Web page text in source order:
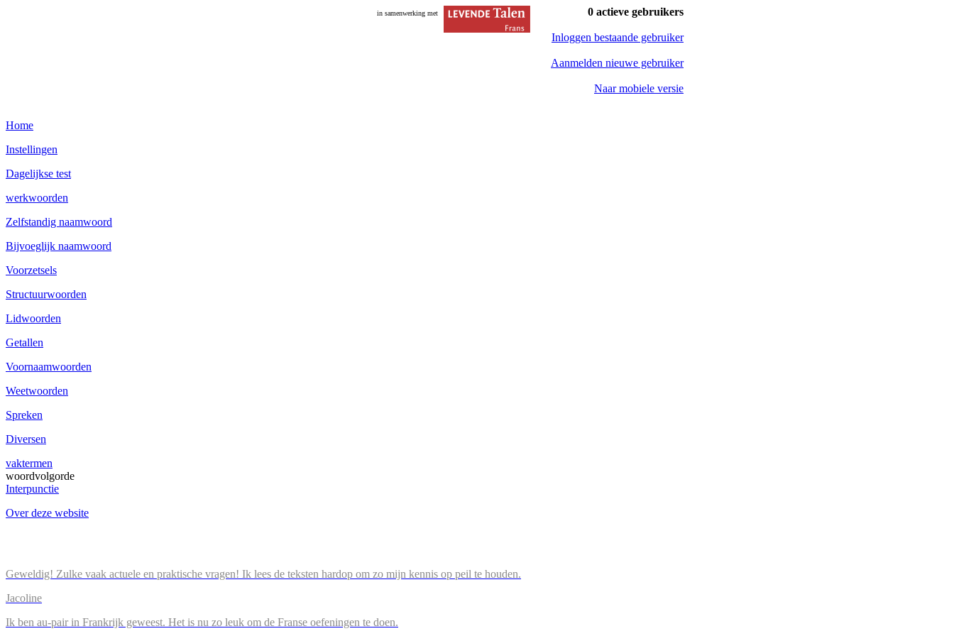
in samenwerking met 0 actieve gebruikers
Inloggen bestaande gebruiker
Aanmelden nieuwe gebruiker
Naar mobiele versie
Home
Instellingen
Dagelijkse test
werkwoorden
Zelfstandig naamwoord
Bijvoeglijk naamwoord
Voorzetsels
Structuurwoorden
Lidwoorden
Getallen
Voornaamwoorden
Weetwoorden
Spreken
Diversen
vaktermen
woordvolgorde
Interpunctie
Over deze website
Geweldig! Zulke vaak actuele en praktische vragen! Ik lees de teksten hardop om zo mijn kennis op peil te houden.
Jacoline
Ik ben au-pair in Frankrijk geweest. Het is nu zo leuk om de Franse oefeningen te doen.